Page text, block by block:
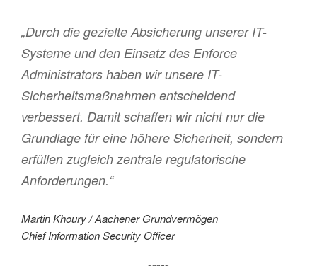
„Durch die gezielte Absicherung unserer IT-
Systeme und den Einsatz des Enforce
Administrators haben wir unsere IT-
Sicherheitsmaßnahmen entscheidend
verbessert. Damit schaffen wir nicht nur die
Grundlage für eine höhere Sicherheit, sondern
erfüllen zugleich zentrale regulatorische
Anforderungen.“
Martin Khoury / Aachener Grundvermögen
Chief Information Security Officer